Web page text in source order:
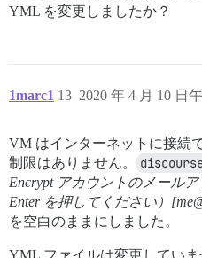
YML を変更しましたか？
1marc1 2020 年 4 月 10 日
13
VM はインターネットに接続
制限はありません。
Encrypt アカウントのメール
Enter を押してください）
を空白のままにしました。
YML ファイルは変更していま